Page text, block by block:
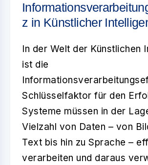
z in Künstlicher
In der Welt der Künstlichen
ist die
Schlüsselfaktor für den
Systeme müssen in der
Vielzahl von Daten – von
Text bis hin zu Sprache –
verarbeiten und daraus